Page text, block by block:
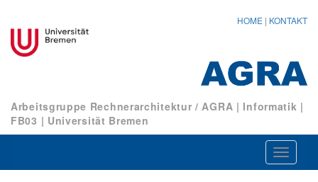
HOME | KONTAKT
Arbeitsgruppe Rechnerarchitektur / AGRA | Informatik |
FB03 | Universität Bremen
ein-/